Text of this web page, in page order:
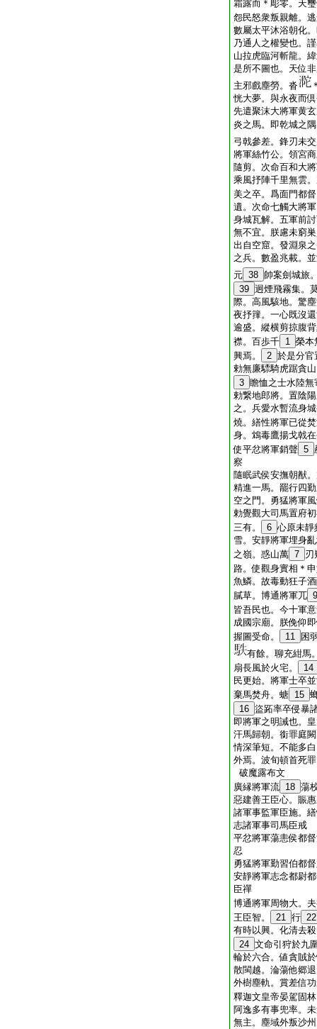
霜露而＊彫零。天
怨民怒衆叛親離。
數屬太平沐浴朝化
乃通人之權變也。
山拉虎臨河斬龍。
是所不圖也。天位
主邪戲塵勞。沓
恍大夢。與永夜而
先遣聚沫大將軍黄
炎之馬。即乾城之
弓戟參差。鋒刃未
將軍絲竹公。領宮
隨剪。次命百和大
乘風抒陣千里無雲
美之卒。爲面門都
遺。次命七觸大將
身城瓦解。五軍前
無不宜。朕慮未窮
出自空窟。發淵泉
之兵。數盈兆載。
元 38 帥案劍城旅
39 迥煙飛霧集。
際。高風駭地。驚
夜抒籜。一心既沒
逾盛。縱横剪掠腹
襟。百歩千 1 榮本
興焉。
2 於是分官
勅無廉驃騎虎踞貪
3 瞻恤之士水陸無
勅繋地郎將。置陰
之。兵愛水暫流身
燒。繕性將軍已從
身。鴆毒鷹揚戈戟
使平忿將軍銷聲 5
察
隨眠武侯安撫朝猷
精進一馬。罷行四
空之門。勇猛將軍
勅覺觀大司馬置府
三有。
6 心原未靜
雪。安靜將軍埋身
之嶺。惑山萬 7 刃
路。使觀身實相＊
魚鱗。故毒動狂子
膩草。博通將軍兀 9
皆吾民也。今十軍
成國宗廟。朕俛仰
握圖受命。
11
困
有餘。聊充紺馬
扇長風於火宅。
14
民更始。將軍士卒
棄馬焚舟。螗 15
16 盜跖率卒侵暴
即將軍之明誡也。
汗馬歸朝。銜罪庭
情深筆短。不能多
外焉。波旬頓首死罪
破魔露布文
廣縁將軍流 18 蕩
惡建善王臣心。賑
諸軍事監軍臣施。
志諸軍事司馬臣戒
平忿將軍蕩恚侯都
忍
勇猛將軍勤習伯都
安靜將軍志念都尉
臣禪
博通將軍周物大。
王臣智。
21 行 22
有時以興。化清去
24 文命引狩於九
輪於六合。値貪賊
散閩越。淪蕩他郷
外樹塵軌。賞差信
釋迦文皇帝晏駕固
阿逸多有事兜率。
無主。塵域外叛沙